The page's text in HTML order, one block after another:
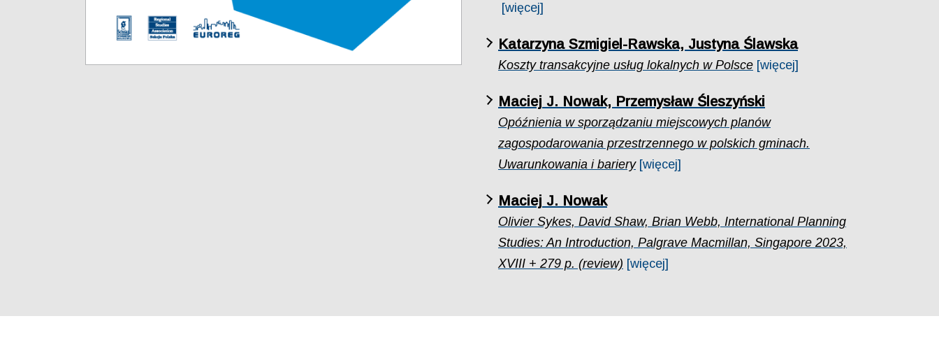
[więcej]
Katarzyna Szmigiel-Rawska, Justyna Ślawska
Koszty transakcyjne usług lokalnych w Polsce [więcej]
Maciej J. Nowak, Przemysław Śleszyński
Opóźnienia w sporządzaniu miejscowych planów
zagospodarowania przestrzennego w polskich gminach.
Uwarunkowania i bariery [więcej]
Maciej J. Nowak
Olivier Sykes, David Shaw, Brian Webb, International Planning
Studies: An Introduction, Palgrave Macmillan, Singapore 2023,
XVIII + 279 p. (review) [więcej]